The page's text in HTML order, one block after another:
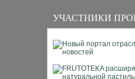
УЧАСТНИКИ